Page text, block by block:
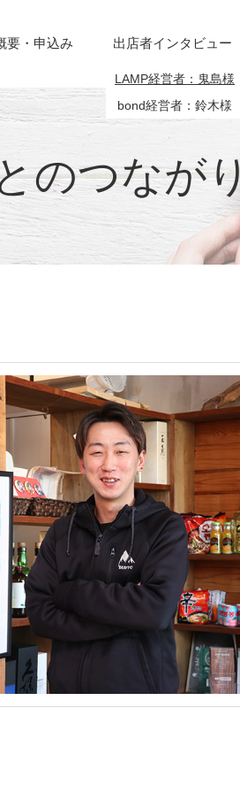
要・申込み 出店者インタビュー
LAMP経営者：鬼島様
bond経営者：鈴木様
のつながり